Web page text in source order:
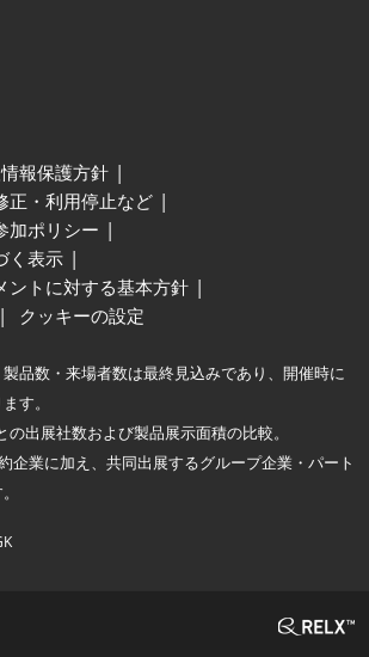
報保護方針
正・利用停止など
加ポリシー
く表示
ントに対する基本方針
クッキーの設定
品数・来場者数は最終見込みであり、開催時に
す。
出展社数および製品展示面積の比較。
企業に加え、共同出展するグループ企業・パート